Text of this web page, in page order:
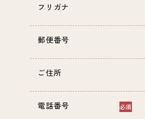
フリガナ
郵便番号
ご住所
電話番号